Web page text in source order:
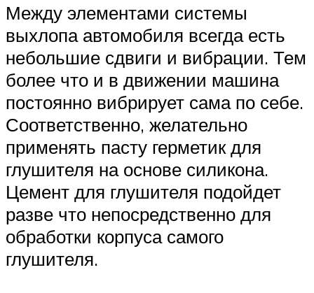
Между элементами системы
выхлопа автомобиля всегда есть
небольшие сдвиги и вибрации. Тем
более что и в движении машина
постоянно вибрирует сама по себе.
Соответственно, желательно
применять пасту герметик для
глушителя на основе силикона.
Цемент для глушителя подойдет
разве что непосредственно для
обработки корпуса самого
глушителя.